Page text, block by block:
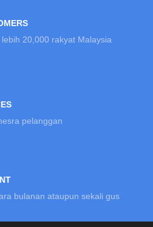
20,000 rakyat Malaysia
pelanggan
bulanan ataupun sekali gus